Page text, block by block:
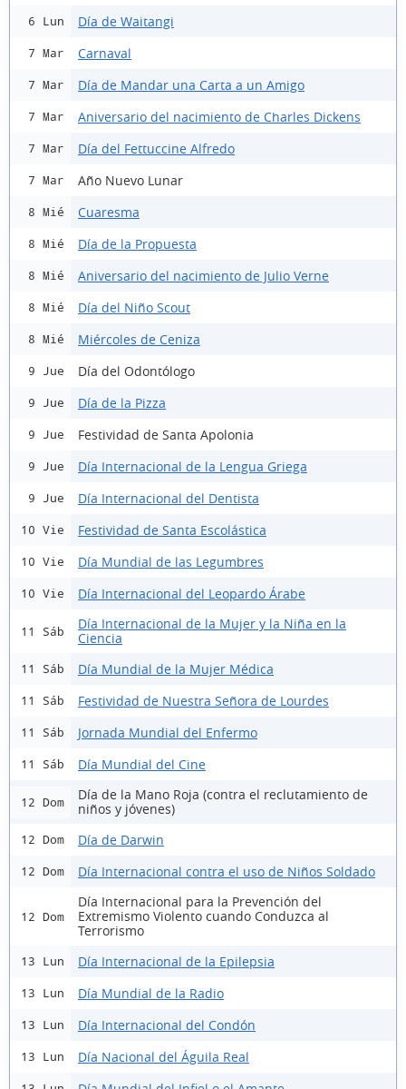
6 Lun Día de Waitangi
7 Mar Carnaval
7 Mar Día de Mandar una Carta a un Amigo
7 Mar Aniversario del nacimiento de Charles Dickens
7 Mar Día del Fettuccine Alfredo
7 Mar Año Nuevo Lunar
8 Mié Cuaresma
8 Mié Día de la Propuesta
8 Mié Aniversario del nacimiento de Julio Verne
8 Mié Día del Niño Scout
8 Mié Miércoles de Ceniza
9 Jue Día del Odontólogo
9 Jue Día de la Pizza
9 Jue Festividad de Santa Apolonia
9 Jue Día Internacional de la Lengua Griega
9 Jue Día Internacional del Dentista
10 Vie Festividad de Santa Escolástica
10 Vie Día Mundial de las Legumbres
10 Vie Día Internacional del Leopardo Árabe
11 Sáb
Día Internacional de la Mujer y la Niña en la
Ciencia
11 Sáb Día Mundial de la Mujer Médica
11 Sáb Festividad de Nuestra Señora de Lourdes
11 Sáb Jornada Mundial del Enfermo
11 Sáb Día Mundial del Cine
12 Dom
Día de la Mano Roja (contra el reclutamiento de
niños y jóvenes)
12 Dom Día de Darwin
12 Dom Día Internacional contra el uso de Niños Soldado
12 Dom
Día Internacional para la Prevención del
Extremismo Violento cuando Conduzca al
Terrorismo
13 Lun Día Internacional de la Epilepsia
13 Lun Día Mundial de la Radio
13 Lun Día Internacional del Condón
13 Lun Día Nacional del Águila Real